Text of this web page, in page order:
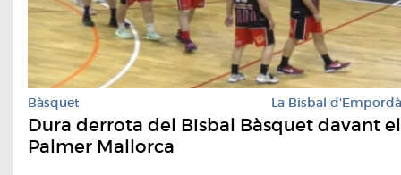
Bàsquet La Bisbal d'Empordà
Dura derrota del Bisbal Bàsquet davant el
Palmer Mallorca